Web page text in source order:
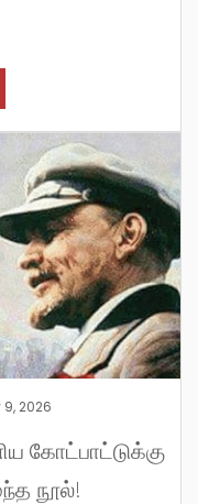
9, 2026
கோட்பாட்டுக்கு
நூல்!